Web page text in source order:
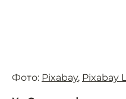
Фото: Pixabay, Pixabay